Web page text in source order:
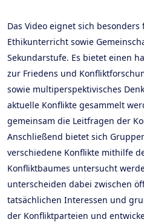
Das Video eignet sich
Ethikunterricht sowie
Sekundarstufe. Es bietet einen
zur Friedens und
sowie multiperspektivisches
aktuelle Konflikte gesammelt
gemeinsam die Leitfragen der
Anschließend bietet sich
verschiedene Konflikte mithilfe
Konfliktbaumes untersucht
unterscheiden dabei zwischen
tatsächlichen Interessen und
der Konfliktparteien und